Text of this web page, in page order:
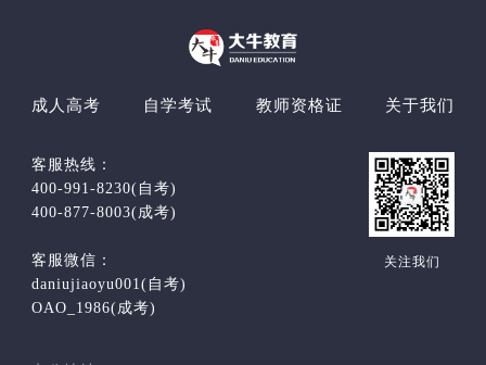
成人高考 自学考试 教师资格证 关于我们
客服热线：
400-991-8230(自考)
400-877-8003(成考)
客服微信：
daniujiaoyu001(自考)
OAO_1986(成考)
关注我们